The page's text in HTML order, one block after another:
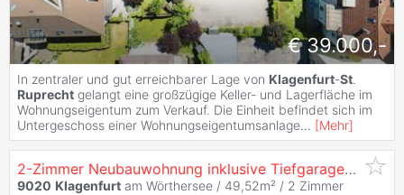
€ 39.000,-
In zentraler und gut erreichbarer Lage von Klagenfurt-St.
Ruprecht gelangt eine großzügige Keller- und Lagerfläche im
Wohnungseigentum zum Verkauf. Die Einheit befindet sich im
Untergeschoss einer Wohnungseigentumsanlage... [Mehr]
2-Zimmer Neubauwohnung inklusive Tiefgaragenstellplatz in
9020 Klagenfurt am Wörthersee / 49,52m² / 2 Zimmer